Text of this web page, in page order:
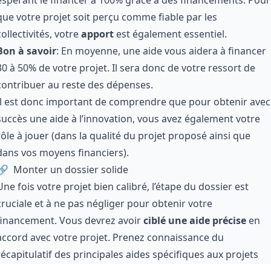
votre projet soit perçu comme fiable par les
votreapportest également essentiel.
à savoir: En moyenne, une aide vous aidera à financer
à 50% de votre projet. Il sera donc de votre ressort de
au reste des dépenses.
est donc important de comprendre que pour obtenir avec
une aide à l’innovation, vous avez également votre
à jouer (dans la qualité du projet proposé ainsi que
vos moyens financiers).
Monter un dossier solide
fois votre projet bien calibré, l’étape du dossier est
et à ne pas négliger pour obtenir votre
Vous devrez avoirciblé une aide préciseen
avec votre projet. Prenez connaissance du
des principales aides spécifiques aux projets